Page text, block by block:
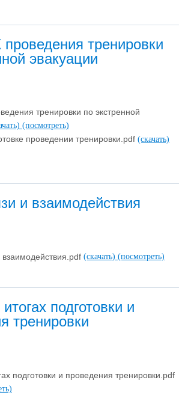
тренировки
эвакуации
тренировки по экстренной
(посмотреть)
проведении тренировки.pdf (скачать)
и взаимодействия
(скачать) (посмотреть)
подготовки и
тренировки
подготовки и проведения тренировки.pdf